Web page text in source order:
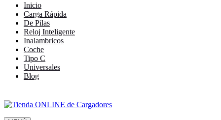
Inicio
Carga Rápida
De Pilas
Reloj Inteligente
Inalambricos
Coche
Tipo C
Universales
Blog